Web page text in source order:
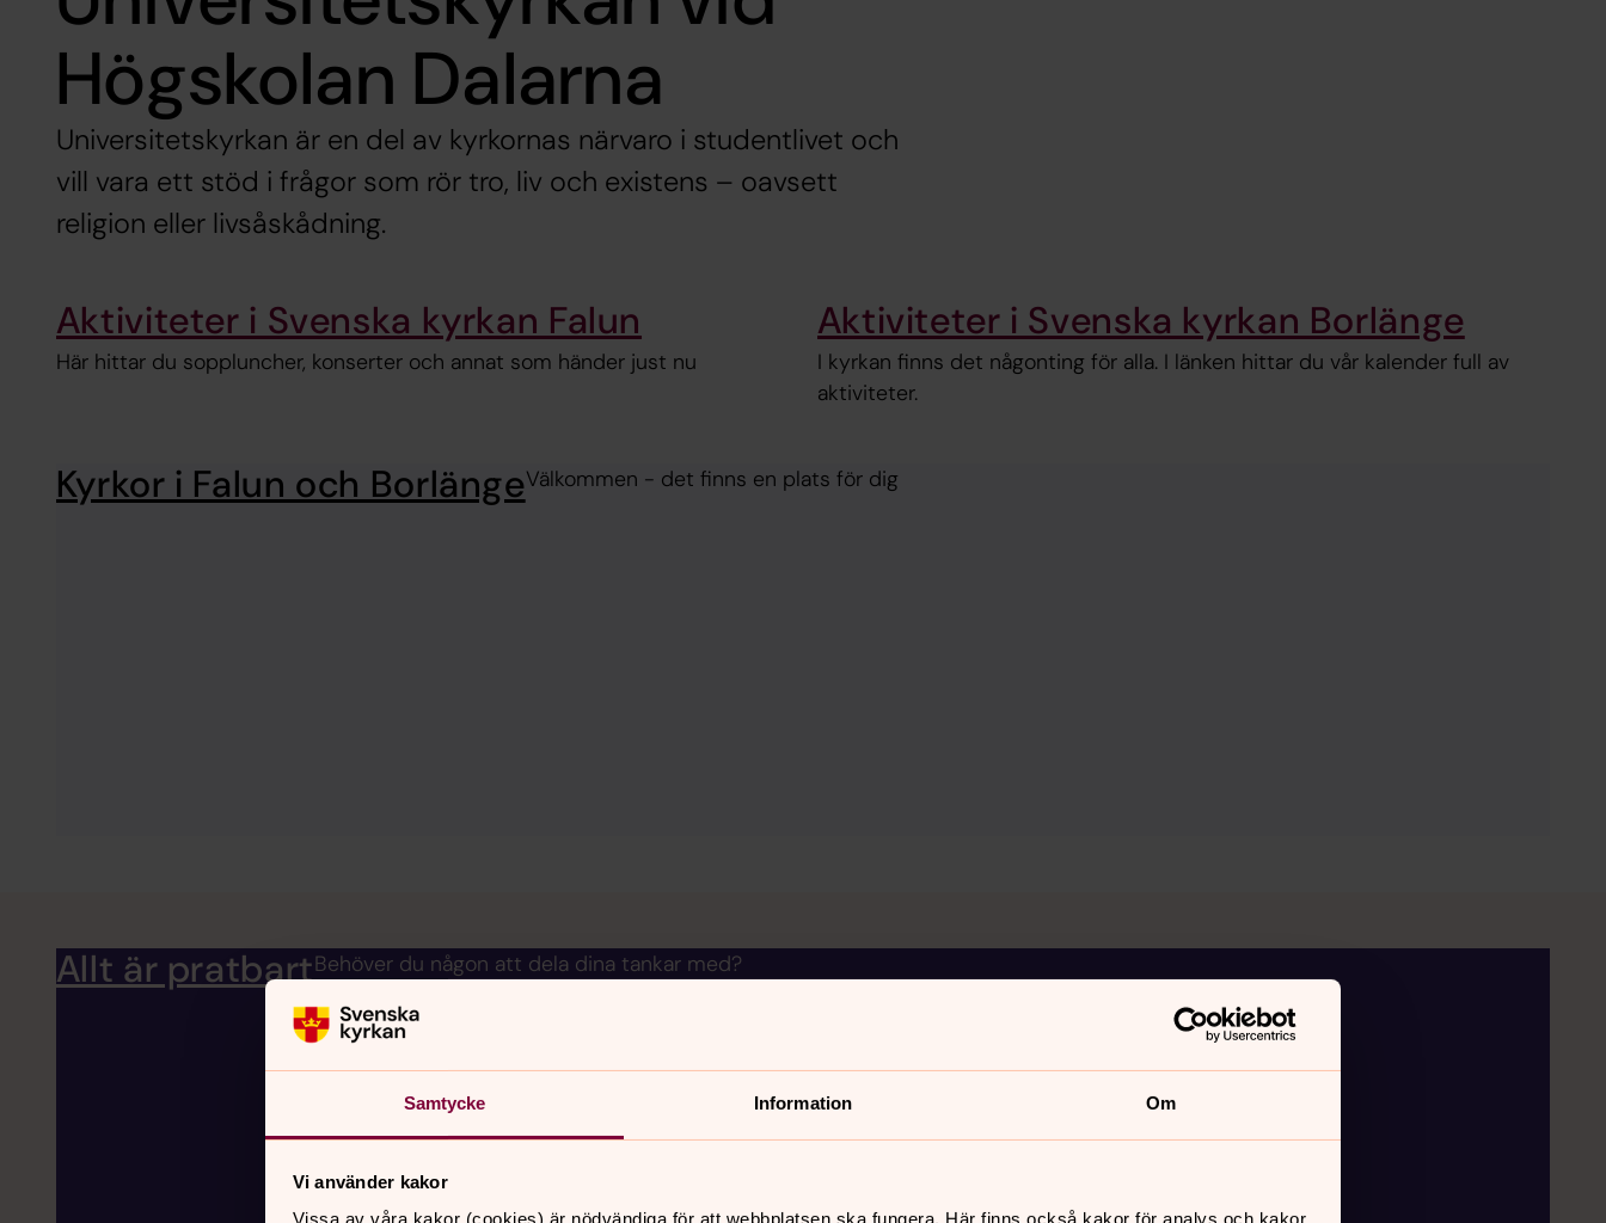
Samtycke Information Om
Vi använder kakor
Högskolan Dalarna
Universitetskyrkan är en del av kyrkornas närvaro i studentlivet och
vill vara ett stöd i frågor som rör tro, liv och existens – oavsett
religion eller livsåskådning.
Aktiviteter i Svenska kyrkan Falun
Här hittar du soppluncher, konserter och annat som händer just nu
Aktiviteter i Svenska kyrkan Borlänge
I kyrkan finns det någonting för alla. I länken hittar du vår kalender full av
aktiviteter.
Kyrkor i Falun och BorlängeVälkommen - det finns en plats för dig
Allt är pratbartBehöver du någon att dela dina tankar med?